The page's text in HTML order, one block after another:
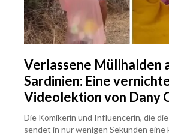
Verlassene Müllhalden
Sardinien: Eine
Videolektion von Dany
Die Komikerin und Influencerin, die
sendet in nur wenigen Sekunden eine